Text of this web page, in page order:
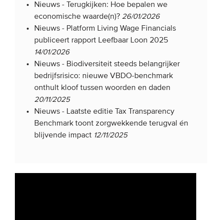
Nieuws -
Terugkijken: Hoe bepalen we
economische waarde(n)? 26/01/2026
Nieuws - Platform Living Wage Financials
publiceert rapport Leefbaar Loon 2025
14/01/2026
Nieuws - Biodiversiteit steeds belangrijker
bedrijfsrisico: nieuwe VBDO-benchmark
onthult kloof tussen woorden en daden
20/11/2025
Nieuws - Laatste editie Tax Transparency
Benchmark toont zorgwekkende terugval én
blijvende impact 12/11/2025